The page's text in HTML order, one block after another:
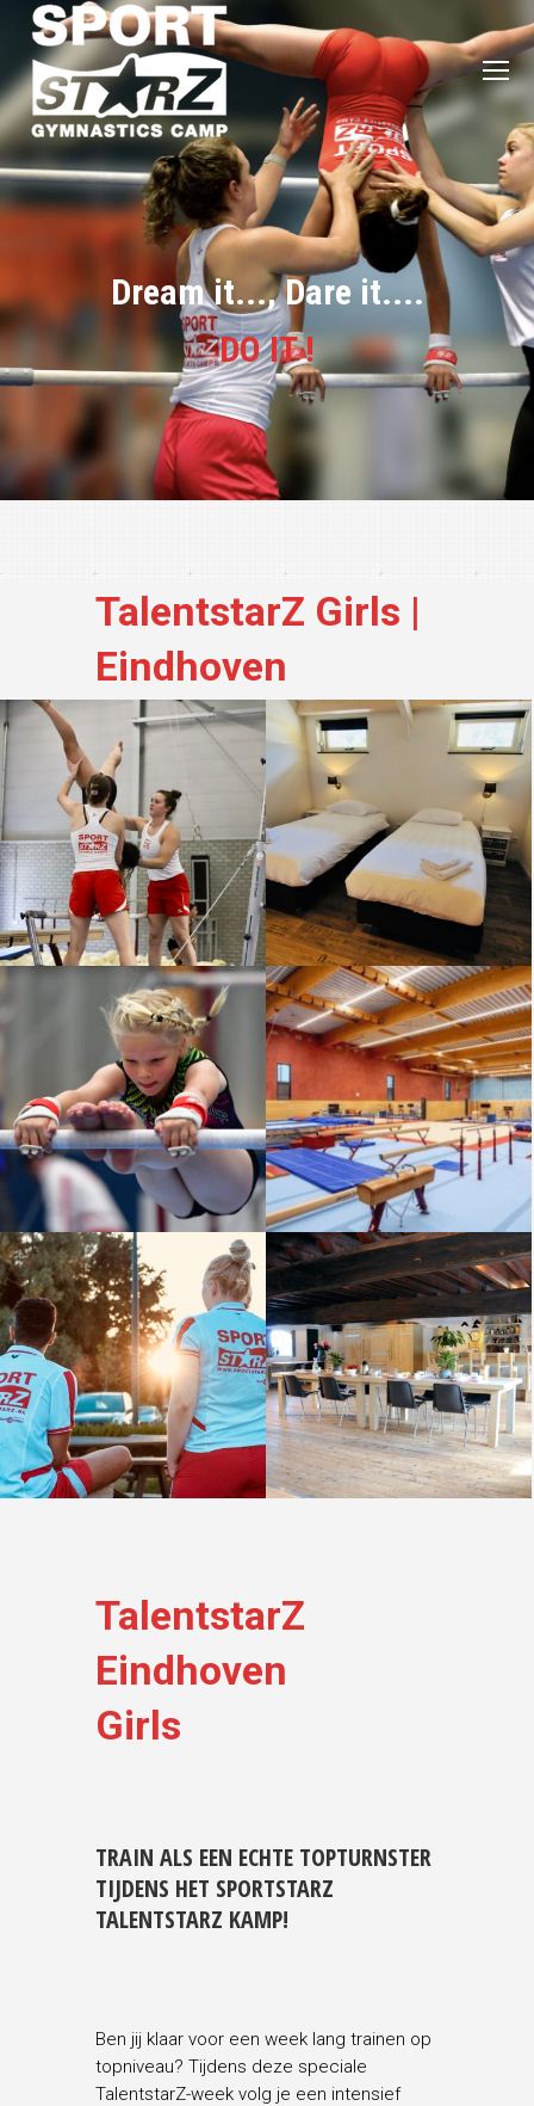
Dream it..., Dare it....
DO IT !
TalentstarZ Girls |
Eindhoven
TalentstarZ
Eindhoven
Girls
TRAIN ALS EEN ECHTE TOPTURNSTER
TIJDENS HET SPORTSTARZ
TALENTSTARZ KAMP!
Ben jij klaar voor een week lang trainen op
topniveau? Tijdens deze speciale
TalentstarZ-week volg je een intensief